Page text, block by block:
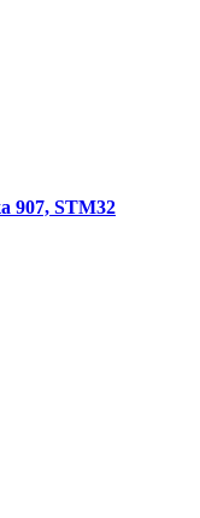
907, STM32